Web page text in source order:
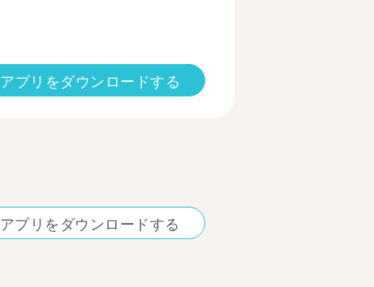
アプリをダウンロードする
アプリをダウンロードする